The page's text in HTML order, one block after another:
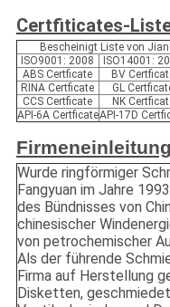
Certfiticates-
Bescheinigt Liste von
ISO9001: 2008
ISO14001:
ABS Certficate
BV
RINA Certficate
GL
CCS Certficate
NK
API-6A CertficateAPI-17D
Wurde ringförmiger
Fangyuan im Jahre
des Bündnisses von
chinesischer
von petrochemischer
Als der führende
Firma auf Herstellung
Disketten,